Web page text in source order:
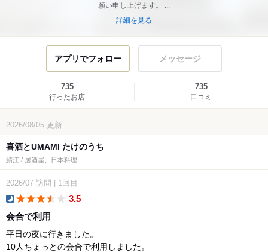
願い申し上げます。 ...
詳細を見る
アプリでフォロー メッセージ
735
行ったお店
735
口コミ
2026/08/05 更新
喜酒とUMAMI たけのうち
鯖江 / 居酒屋、日本料理
2026/07 訪問 1回目
3.5
会合で利用
平日の夜に行きました。
10人ちょっとの会合で利用しました。